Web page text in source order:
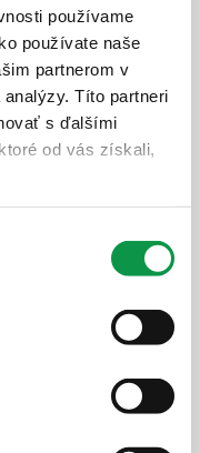
používame
používate naše
partnerom v
Títo partneri
s ďalšími
od vás získali,
a vchod